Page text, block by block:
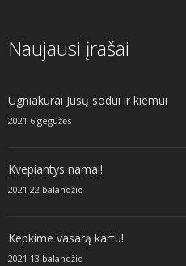
Naujausi įrašai
Ugniakurai Jūsų sodui ir kiemui
2021 6 gegužės
Kvepiantys namai!
2021 22 balandžio
Kepkime vasarą kartu!
2021 13 balandžio